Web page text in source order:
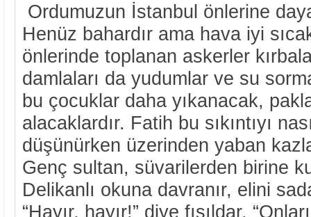
Ordumuzun İstanbul önlerine
Henüz bahardır ama hava iyi
önlerinde toplanan askerler
damlaları da yudumlar ve su
bu çocuklar daha yıkanacak,
alacaklardır. Fatih bu sıkıntıyı
düşünürken üzerinden yaban
Genç sultan, süvarilerden birine
Delikanlı okuna davranır, elini
“Hayır, hayır!” diye fısıldar,